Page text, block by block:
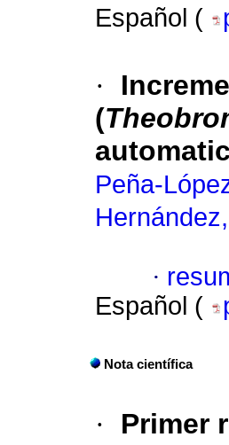
Español (
·
(
Peña-
·
Español (
Nota científica
· Primer